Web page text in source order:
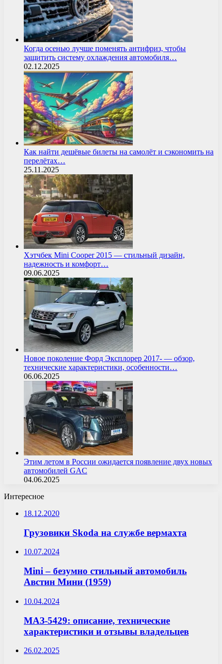
Когда осенью лучше поменять антифриз, чтобы
защитить систему охлаждения автомобиля…
02.12.2025
Как найти дешёвые билеты на самолёт и сэкономить на
перелётах…
25.11.2025
Хэтчбек Mini Cooper 2015 — стильный дизайн,
надежность и комфорт…
09.06.2025
Новое поколение Форд Эксплорер 2017- — обзор,
технические характеристики, особенности…
06.06.2025
Этим летом в России ожидается появление двух новых
автомобилей GAC
04.06.2025
Интересное
18.12.2020
Грузовики Skoda на службе вермахта
10.07.2024
Mini – безумно стильный автомобиль
Австин Мини (1959)
10.04.2024
МАЗ-5429: описание, технические
характеристики и отзывы владельцев
26.02.2025